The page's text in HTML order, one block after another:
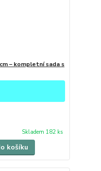
– kompletní sada s
Skladem 182 ks
košíku